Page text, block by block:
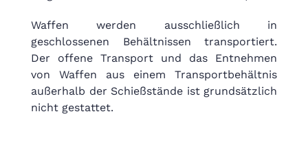
Waffen werden ausschließlich in
geschlossenen Behältnissen transportiert.
Der offene Transport und das Entnehmen
von Waffen aus einem Transportbehältnis
außerhalb der Schießstände ist grundsätzlich
nicht gestattet.